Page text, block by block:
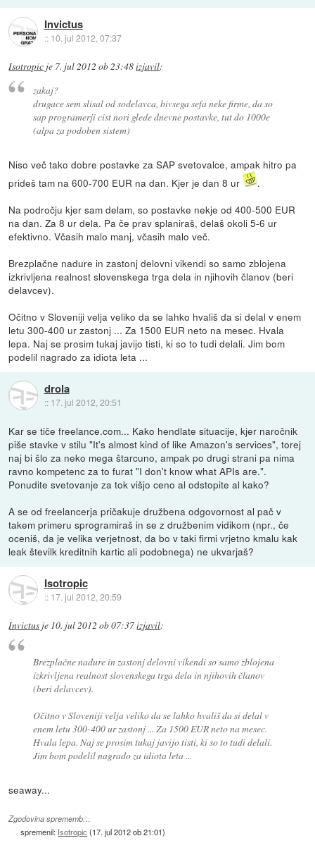
Invictus
:: 10. jul 2012, 07:37
Isotropic je 7. jul 2012 ob 23:48izjavil:
zakaj?
drugace sem slisal od sodelavca, bivsega sefa neke firme, da so
sap programerji cist nori glede dnevne postavke, tut do 1000e
(alpa za podoben sistem)
Niso več tako dobre postavke za SAP svetovalce, ampak hitro pa
prideš tam na 600-700 EUR na dan. Kjer je dan 8 ur
.
Na področju kjer sam delam, so postavke nekje od 400-500 EUR
na dan. Za 8 ur dela. Pa če prav splaniraš, delaš okoli 5-6 ur
efektivno. Včasih malo manj, včasih malo več.
Brezplačne nadure in zastonj delovni vikendi so samo zblojena
izkrivljena realnost slovenskega trga dela in njihovih članov (beri
delavcev).
Očitno v Sloveniji velja veliko da se lahko hvališ da si delal v enem
letu 300-400 ur zastonj ... Za 1500 EUR neto na mesec. Hvala
lepa. Naj se prosim tukaj javijo tisti, ki so to tudi delali. Jim bom
podelil nagrado za idiota leta ...
drola
:: 17. jul 2012, 20:51
Kar se tiče freelance.com... Kako hendlate situacije, kjer naročnik
piše stavke v stilu "It's almost kind of like Amazon's services", torej
naj bi šlo za neko mega štarcuno, ampak po drugi strani pa nima
ravno kompetenc za to furat "I don't know what APIs are.".
Ponudite svetovanje za tok višjo ceno al odstopite al kako?
A se od freelancerja pričakuje družbena odgovornost al pač v
takem primeru sprogramiraš in se z družbenim vidikom (npr., če
oceniš, da je velika verjetnost, da bo v taki firmi vrjetno kmalu kak
leak številk kreditnih kartic ali podobnega) ne ukvarjaš?
Isotropic
:: 17. jul 2012, 20:59
Invictus je 10. jul 2012 ob 07:37izjavil:
Brezplačne nadure in zastonj delovni vikendi so samo zblojena
izkrivljena realnost slovenskega trga dela in njihovih članov
(beri delavcev).
Očitno v Sloveniji velja veliko da se lahko hvališ da si delal v
enem letu 300-400 ur zastonj ... Za 1500 EUR neto na mesec.
Hvala lepa. Naj se prosim tukaj javijo tisti, ki so to tudi delali.
Jim bom podelil nagrado za idiota leta ...
seaway...
Zgodovina sprememb…
spremenil: Isotropic (17. jul 2012 ob 21:01)